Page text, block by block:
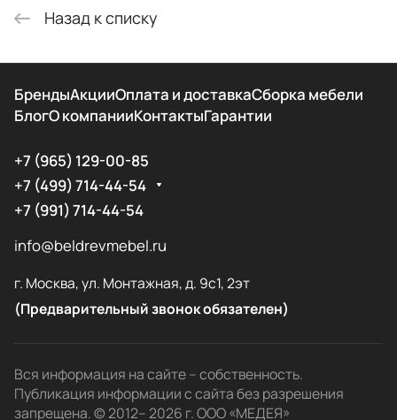
Назад к списку
БрендыАкцииОплата и доставкаСборка мебели
БлогО компанииКонтактыГарантии
+7 (965) 129-00-85
+7 (499) 714-44-54
+7 (991) 714-44-54
info@beldrevmebel.ru
г. Москва, ул. Монтажная, д. 9с1, 2эт
(Предварительный звонок обязателен)
Вся информация на сайте – собственность.
Публикация информации с сайта без разрешения
запрещена. © 2012– 2026 г. ООО «МЕДЕЯ»